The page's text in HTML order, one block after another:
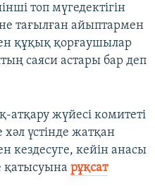
топ мүгедектігін
тағылған айыптармен
құқық қорғаушылар
саяси астары бар деп
жүйесі комитеті
үстінде жатқан
кездесуге, кейін анасы
қатысуына рұқсат